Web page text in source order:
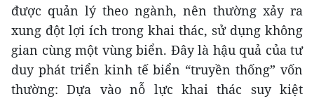
được quản lý theo ngành, nên thường xảy ra
xung đột lợi ích trong khai thác, sử dụng không
gian cùng một vùng biển. Đây là hậu quả của tư
duy phát triển kinh tế biển “truyền thống” vốn
thường: Dựa vào nỗ lực khai thác suy kiệt